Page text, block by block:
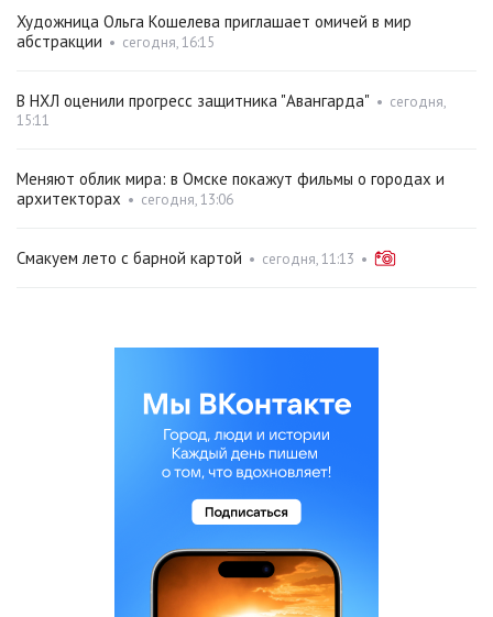
Художница Ольга Кошелева приглашает омичей в мир
абстракции • сегодня, 16:15
В НХЛ оценили прогресс защитника "Авангарда" • сегодня,
15:11
Меняют облик мира: в Омске покажут фильмы о городах и
архитекторах • сегодня, 13:06
Смакуем лето с барной картой • сегодня, 11:13 •